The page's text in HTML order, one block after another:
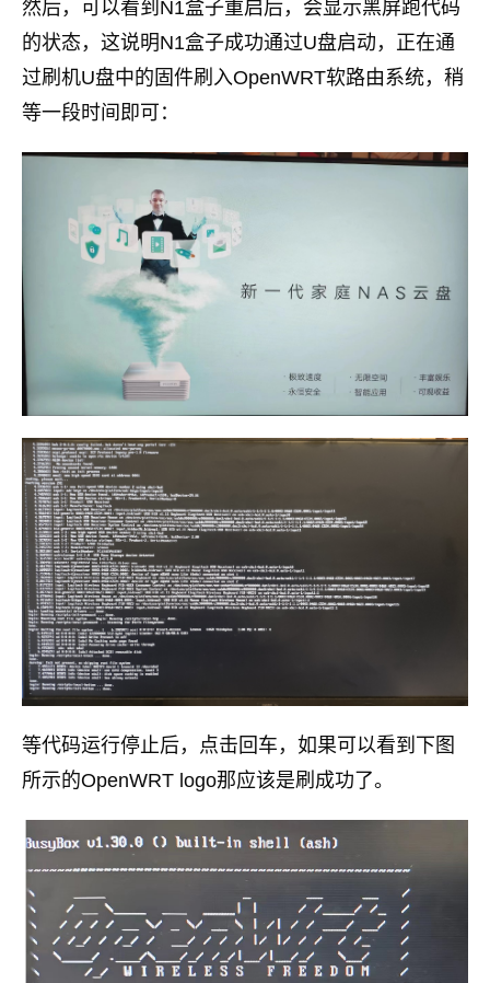
然后，可以看到N1盒子重启后，会显示黑屏跑代码
的状态，这说明N1盒子成功通过U盘启动，正在通
过刷机U盘中的固件刷入OpenWRT软路由系统，稍
等一段时间即可：
等代码运行停止后，点击回车，如果可以看到下图
所示的OpenWRT logo那应该是刷成功了。